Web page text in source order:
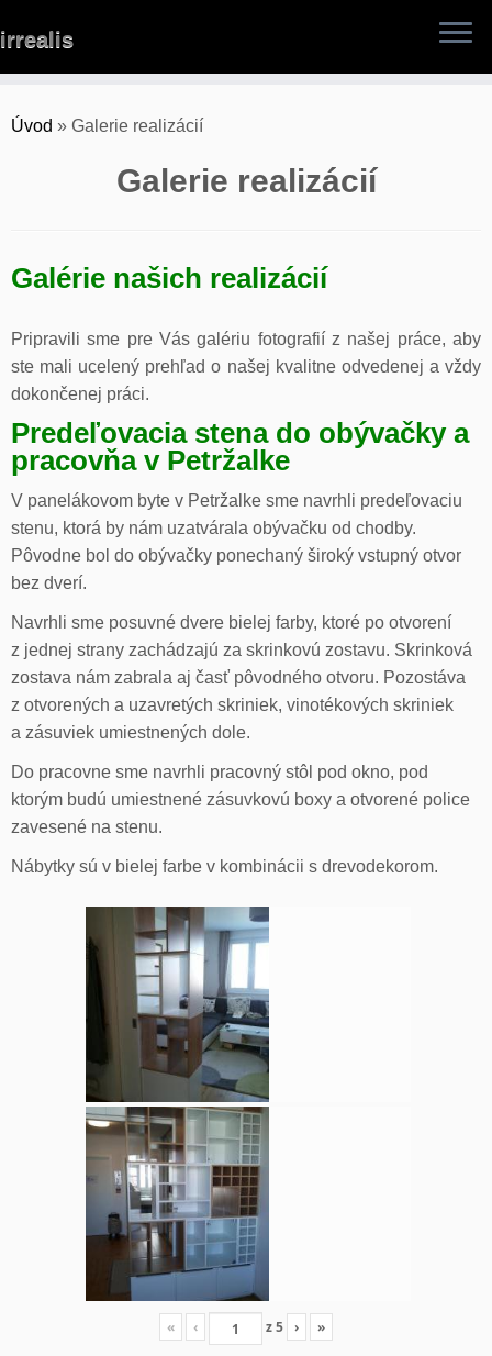
to
irrealis
Úvod » Galerie realizácií
Galerie realizácií
Galérie našich realizácií
Pripravili sme pre Vás galériu fotografií z našej práce, aby
ste mali ucelený prehľad o našej kvalitne odvedenej a vždy
dokončenej práci.
Predeľovacia stena do obývačky a
pracovňa v Petržalke
V panelákovom byte v Petržalke sme navrhli predeľovaciu
stenu, ktorá by nám uzatvárala obývačku od chodby.
Pôvodne bol do obývačky ponechaný široký vstupný otvor
bez dverí.
Navrhli sme posuvné dvere bielej farby, ktoré po otvorení
z jednej strany zachádzajú za skrinkovú zostavu. Skrinková
zostava nám zabrala aj časť pôvodného otvoru. Pozostáva
z otvorených a uzavretých skriniek, vinotékových skriniek
a zásuviek umiestnených dole.
Do pracovne sme navrhli pracovný stôl pod okno, pod
ktorým budú umiestnené zásuvkovú boxy a otvorené police
zavesené na stenu.
Nábytky sú v bielej farbe v kombinácii s drevodekorom.
« ‹ z5 › »